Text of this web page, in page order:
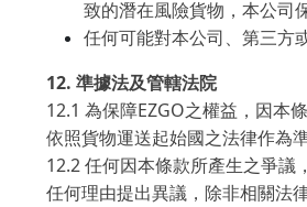
致的潛在風險貨物，本公司
任何可能對本公司、第三方
12. 準據法及管轄法院
12.1 為保障EZGO之權益，因本
依照貨物運送起始國之法律作為
12.2 任何因本條款所產生之爭議
任何理由提出異議，除非相關法